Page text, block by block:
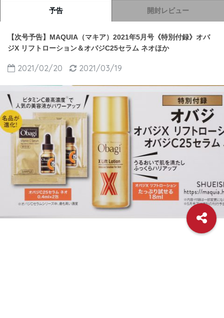
予告 開封レビュー
【次号予告】MAQUIA（マキア）2021年5月号《特別付録》オバ
ジX リフトローション＆オバジC25セラム ネオほか
2021/02/20 2021/03/19